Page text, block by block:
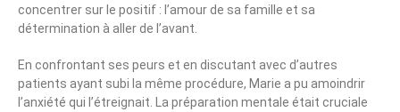
concentrer sur le positif : l’amour de sa famille et sa
détermination à aller de l’avant.
En confrontant ses peurs et en discutant avec d’autres
patients ayant subi la même procédure, Marie a pu amoindrir
l’anxiété qui l’étreignait. La préparation mentale était cruciale